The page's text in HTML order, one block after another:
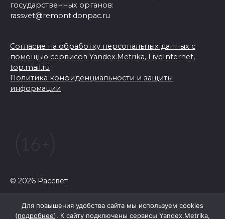
государственных органов:
rassvet@remont.donpac.ru
Согласие на обработку персональных данных с
помощью сервисов Yandex.Metrika, LiveInternet,
top.mail.ru
Политика конфиденциальности и защиты
информации
© 2026 Рассвет
Для повышения удобства сайта мы используем cookies
(подробнее). К сайту подключены сервисы Yandex.Metrika,